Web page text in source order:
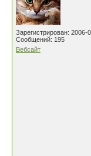
Зарегистрирован: 2006-
Сообщений: 195
Вебсайт